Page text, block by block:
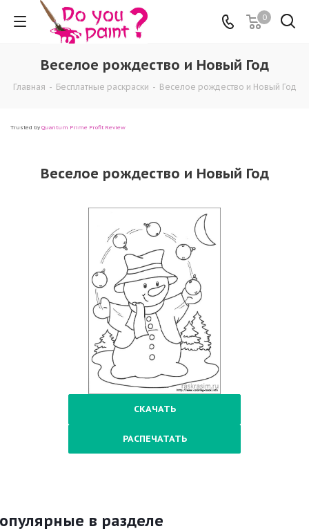
0
Веселое рождество и Новый Год
Главная - Бесплатные раскраски - Веселое рождество и Новый Год
Trusted by Quantum Prime Profit Review
Веселое рождество и Новый Год
СКАЧАТЬ
РАСПЕЧАТАТЬ
в разделе